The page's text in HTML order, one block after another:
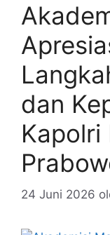
dan
Kapolri
24 Juni 2026